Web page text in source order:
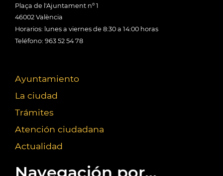
Plaça de l'Ajuntament nº 1
46002 València
Horarios: lunes a viernes de 8:30 a 14:00 horas
Teléfono: 963 52 54 78
Ayuntamiento
La ciudad
Trámites
Atención ciudadana
Actualidad